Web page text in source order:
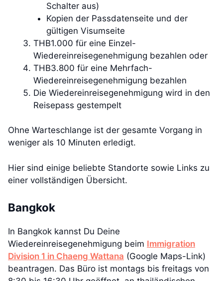
Schalter aus)
Kopien der Passdatenseite und der
gültigen Visumseite
THB1.000 für eine Einzel-
Wiedereinreisegenehmigung bezahlen oder
THB3.800 für eine Mehrfach-
Wiedereinreisegenehmigung bezahlen
Die Wiedereinreisegenehmigung wird in den
Reisepass gestempelt
Ohne Warteschlange ist der gesamte Vorgang in
weniger als 10 Minuten erledigt.
Hier sind einige beliebte Standorte sowie Links zu
einer vollständigen Übersicht.
Bangkok
In Bangkok kannst Du Deine
Wiedereinreisegenehmigung beim Immigration
Division 1 in Chaeng Wattana (Google Maps-Link)
beantragen. Das Büro ist montags bis freitags von